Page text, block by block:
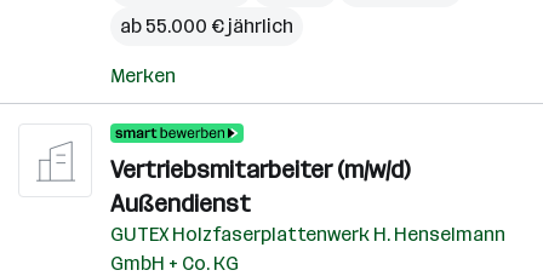
ab 55.000 € jährlich
Merken
Vertriebsmitarbeiter (m/w/d)
Außendienst
GUTEX Holzfaserplattenwerk H. Henselmann
GmbH + Co. KG